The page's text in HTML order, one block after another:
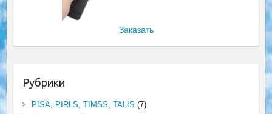
Заказать
Рубрики
PISA, PIRLS, TIMSS, TALIS (7)